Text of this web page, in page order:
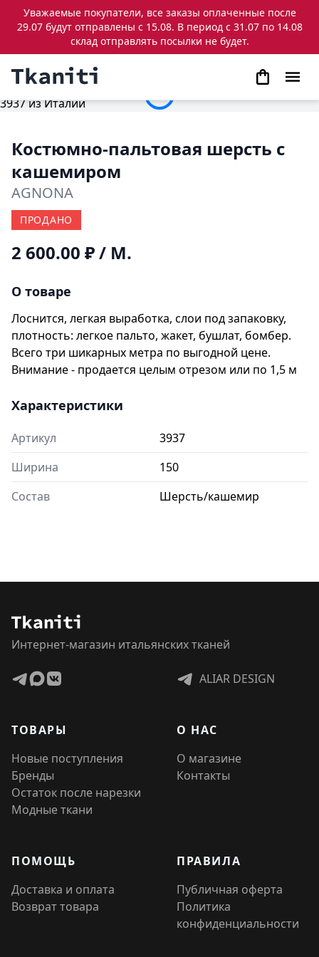
Уважаемые покупатели, все заказы оплаченные после
29.07 будут отправлены с 15.08. В период с 31.07 по 14.08
склад отправлять посылки не будет.
Костюмно-пальтовая шерсть с
кашемиром
AGNONA
ПРОДАНО
2 600.00 ₽/ М.
О товаре
Лоснится, легкая выработка, слои под запаковку,
плотность: легкое пальто, жакет, бушлат, бомбер.
Всего три шикарных метра по выгодной цене.
Внимание - продается целым отрезом или по 1,5 м
Характеристики
Артикул
3937
Ширина
150
Состав
Шерсть/кашемир
Интернет-магазин итальянских тканей
ALIAR DESIGN
ТОВАРЫ
Новые поступления
Бренды
Остаток после нарезки
Модные ткани
О НАС
О магазине
Контакты
ПОМОЩЬ
Доставка и оплата
Возврат товара
ПРАВИЛА
Публичная оферта
Политика
конфиденциальности